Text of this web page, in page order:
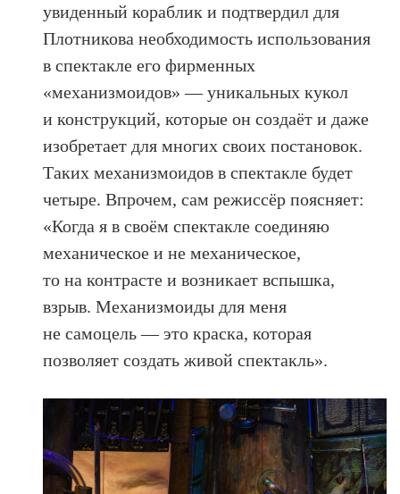
увиденный кораблик и подтвердил для
Плотникова необходимость использования
в спектакле его фирменных
«механизмоидов» — уникальных кукол
и конструкций, которые он создаёт и даже
изобретает для многих своих постановок.
Таких механизмоидов в спектакле будет
четыре. Впрочем, сам режиссёр поясняет:
«Когда я в своём спектакле соединяю
механическое и не механическое,
то на контрасте и возникает вспышка,
взрыв. Механизмоиды для меня
не самоцель — это краска, которая
позволяет создать живой спектакль».